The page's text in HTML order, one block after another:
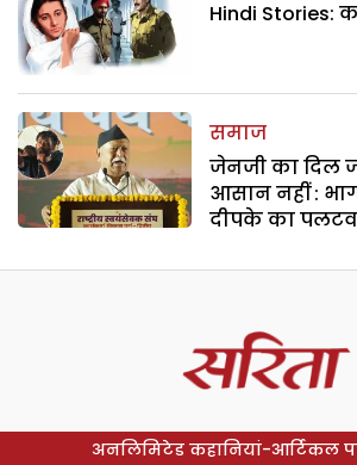
Hindi Stories:
समाज
जेनजी का दिल
आसान नहीं :
दीपके का
अनलिमिटेड कहानियां-आर्टिकल